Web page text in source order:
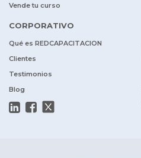
Vende tu curso
CORPORATIVO
Qué es REDCAPACITACION
Clientes
Testimonios
Blog